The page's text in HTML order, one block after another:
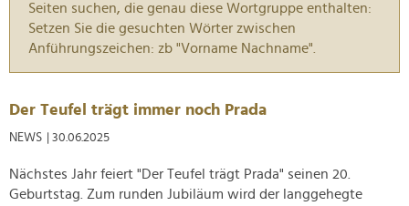
Seiten suchen, die genau diese Wortgruppe enthalten:
Setzen Sie die gesuchten Wörter zwischen
Anführungszeichen: zb "Vorname Nachname".
Der Teufel trägt immer noch Prada
NEWS | 30.06.2025
Nächstes Jahr feiert "Der Teufel trägt Prada" seinen 20.
Geburtstag. Zum runden Jubiläum wird der langgehegte